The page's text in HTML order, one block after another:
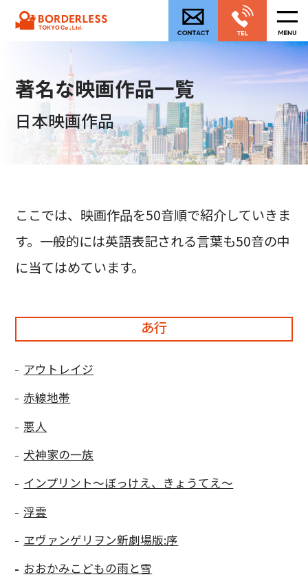
著名な映画作品一覧
日本映画作品
ここでは、映画作品を50音順で紹介していきま
す。一般的には英語表記される言葉も50音の中
に当てはめています。
あ行
アウトレイジ
赤線地帯
悪人
犬神家の一族
インプリント〜ぼっけえ、きょうてえ〜
浮雲
ヱヴァンゲリヲン新劇場版:序
おおかみこどもの雨と雪